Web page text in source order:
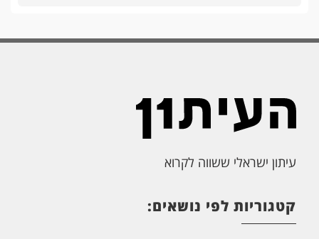
עיתון ישראלי ששווה לקרוא
קטגוריות לפי נושאים: